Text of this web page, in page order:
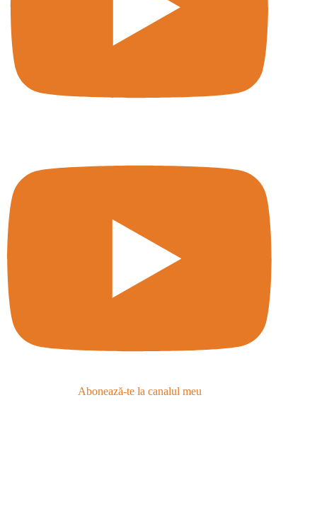
Abonează-te la canalul meu